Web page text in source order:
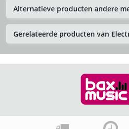
Alternatieve producten andere
Gerelateerde producten van